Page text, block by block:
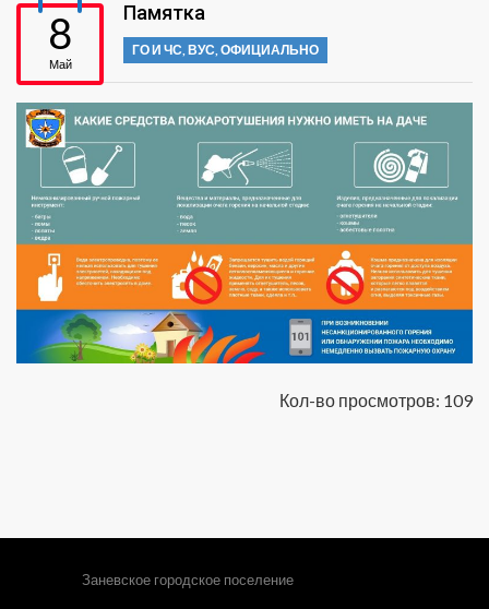
8
Май
Памятка
ГО И ЧС, ВУС,ОФИЦИАЛЬНО
Кол-во просмотров: 109
Заневское городское поселение